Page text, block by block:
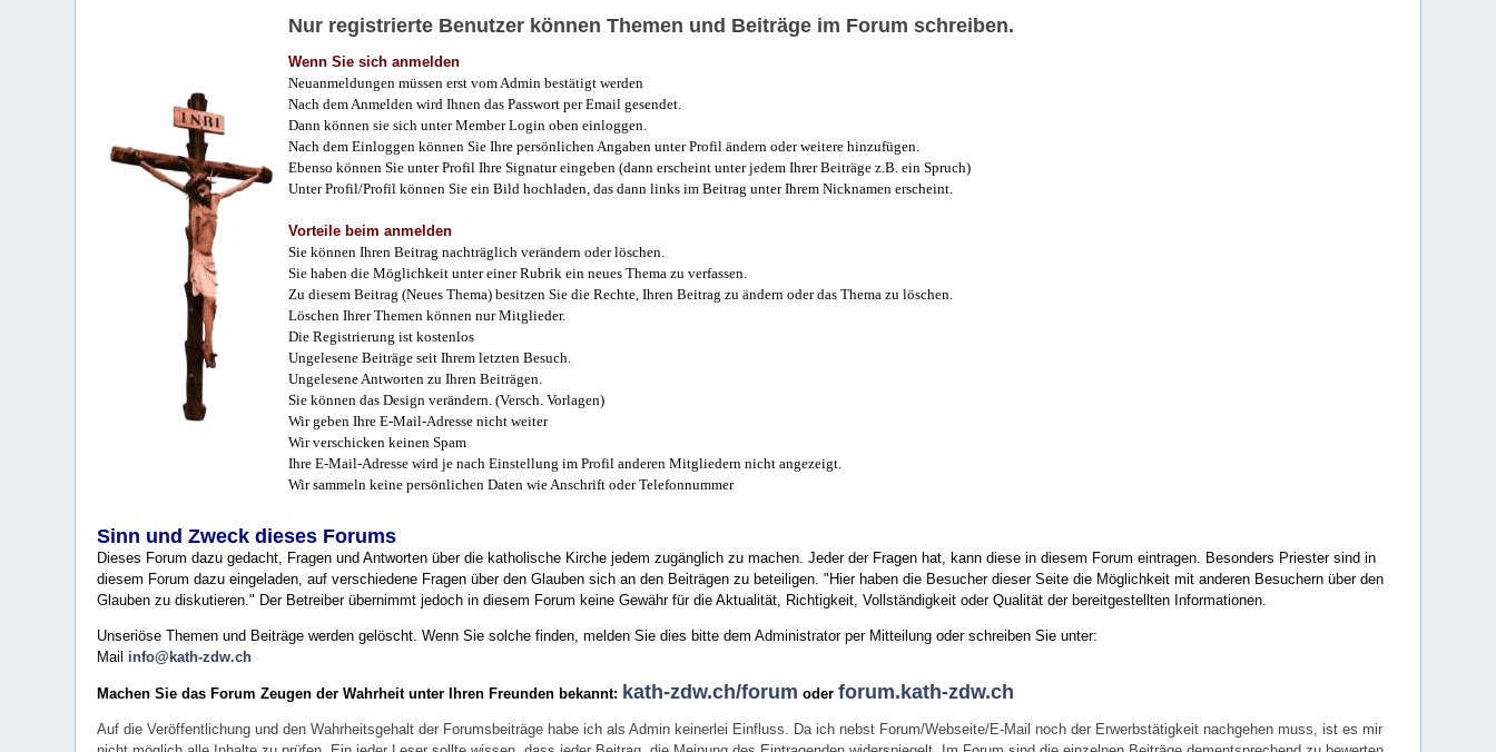
Nur registrierte Benutzer können Themen und Beiträge im Forum schreiben.
Wenn Sie sich anmelden
Neuanmeldungen müssen erst vom Admin bestätigt werden
Nach dem Anmelden wird Ihnen das Passwort per Email gesendet.
Dann können sie sich unter Member Login oben einloggen.
Nach dem Einloggen können Sie Ihre persönlichen Angaben unter Profil ändern oder weitere hinzufügen.
Ebenso können Sie unter Profil Ihre Signatur eingeben (dann erscheint unter jedem Ihrer Beiträge z.B. ein Spruch)
Unter Profil/Profil können Sie ein Bild hochladen, das dann links im Beitrag unter Ihrem Nicknamen erscheint.
Vorteile beim anmelden
Sie können Ihren Beitrag nachträglich verändern oder löschen.
Sie haben die Möglichkeit unter einer Rubrik ein neues Thema zu verfassen.
Zu diesem Beitrag (Neues Thema) besitzen Sie die Rechte, Ihren Beitrag zu ändern oder das Thema zu löschen.
Löschen Ihrer Themen können nur Mitglieder.
Die Registrierung ist kostenlos
Ungelesene Beiträge seit Ihrem letzten Besuch.
Ungelesene Antworten zu Ihren Beiträgen.
Sie können das Design verändern. (Versch. Vorlagen)
Wir geben Ihre E-Mail-Adresse nicht weiter
Wir verschicken keinen Spam
Ihre E-Mail-Adresse wird je nach Einstellung im Profil anderen Mitgliedern nicht angezeigt.
Wir sammeln keine persönlichen Daten wie Anschrift oder Telefonnummer
Sinn und Zweck dieses Forums
Dieses Forum dazu gedacht, Fragen und Antworten über die katholische Kirche jedem zugänglich zu machen. Jeder der Fragen hat, kann diese in diesem Forum eintragen. Besonders Priester sind in
diesem Forum dazu eingeladen, auf verschiedene Fragen über den Glauben sich an den Beiträgen zu beteiligen. "Hier haben die Besucher dieser Seite die Möglichkeit mit anderen Besuchern über den
Glauben zu diskutieren." Der Betreiber übernimmt jedoch in diesem Forum keine Gewähr für die Aktualität, Richtigkeit, Vollständigkeit oder Qualität der bereitgestellten Informationen.
Unseriöse Themen und Beiträge werden gelöscht. Wenn Sie solche finden, melden Sie dies bitte dem Administrator per Mitteilung oder schreiben Sie unter:
Mail info@kath-zdw.ch
Machen Sie das Forum Zeugen der Wahrheit unter Ihren Freunden bekannt: kath-zdw.ch/forum oderforum.kath-zdw.ch
Auf die Veröffentlichung und den Wahrheitsgehalt der Forumsbeiträge habe ich als Admin keinerlei Einfluss. Da ich nebst Forum/Webseite/E-Mail noch der Erwerbstätigkeit nachgehen muss, ist es mir